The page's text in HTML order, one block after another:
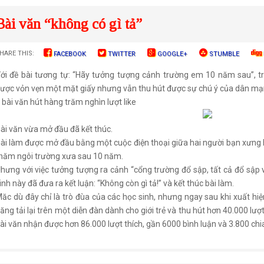
văn “không có gì tả”
THIS: FACEBOOK TWITTER GOOGLE+ STUMBLE
đề bài tương tự: “Hãy tưởng tượng cảnh trường em 10 năm sau”,
vỏn vẹn một mặt giấy nhưng vẫn thu hút được sự chú ý của dân
bài văn hút hàng trăm nghìn lượt like
văn vừa mở đầu đã kết thúc.
làm được mở đầu bằng một cuộc điện thoại giữa hai người bạn
ngôi trường xưa sau 10 năm.
với việc tưởng tượng ra cảnh “cổng trường đổ sập, tất cả đổ sập
này đã đưa ra kết luận: “Không còn gì tả!” và kết thúc bài làm.
dù đây chỉ là trò đùa của các học sinh, nhưng ngay sau khi xuất
tải lại trên một diễn đàn dành cho giới trẻ và thu hút hơn 40.000
văn nhận được hơn 86.000 lượt thích, gần 6000 bình luận và 3.800